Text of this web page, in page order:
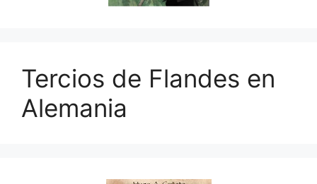
Tercios de Flandes en
Alemania